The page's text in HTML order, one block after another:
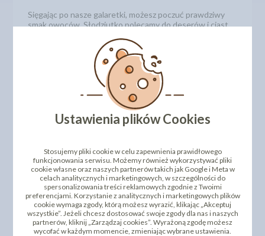
Sięgając po nasze galaretki, możesz poczuć prawdziwy
smak owoców. Słodziutko polecamy do deserów i ciast.
bez sztucznych barwników, więc na pewno zasmakują
miłośnikom dobrej i zdrowej kuchni.
DODAJ SWOJĄ OPINIĘ
PRODUKTY PODOBNE
Ustawienia plików Cookies
Stosujemy pliki cookie w celu zapewnienia prawidłowego
funkcjonowania serwisu. Możemy również wykorzystywać pliki
cookie własne oraz naszych partnerów takich jak Google i Meta w
celach analitycznych i marketingowych, w szczególności do
spersonalizowania treści reklamowych zgodnie z Twoimi
preferencjami. Korzystanie z analitycznych i marketingowych plików
cookie wymaga zgody, którą możesz wyrazić, klikając „Akceptuj
wszystkie”. Jeżeli chcesz dostosować swoje zgody dla nas i naszych
partnerów, kliknij „Zarządzaj cookies”. Wyrażoną zgodę możesz
wycofać w każdym momencie, zmieniając wybrane ustawienia.